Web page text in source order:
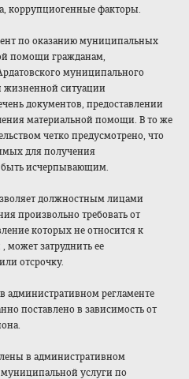
коррупциогенные факторы.
по оказанию муниципальных
помощи гражданам,
муниципального
жизненной ситуации
документов, предоставлении
материальной помощи. В то же
четко предусмотрено, что
для получения
исчерпывающим.
должностным лицами
произвольно требовать от
которых не относится к
может затруднить ее
отсрочку.
административном регламенте
поставлено в зависимость от
в административном
муниципальной услуги по